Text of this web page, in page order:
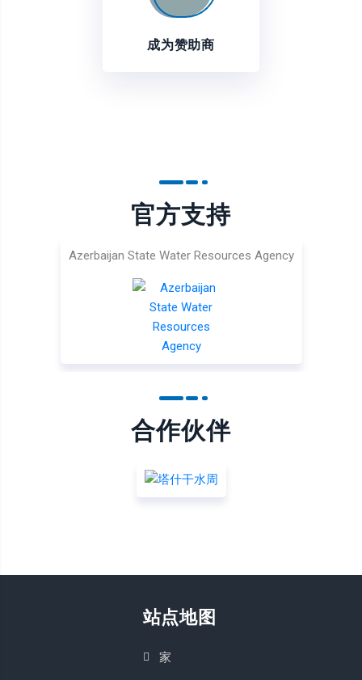
成为赞助商
官方支持
Azerbaijan State Water Resources Agency
合作伙伴
站点地图
家